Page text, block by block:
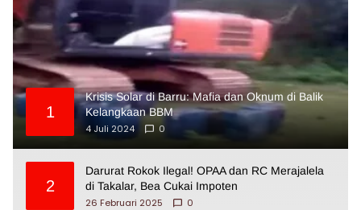
1
Krisis Solar di Barru: Mafia dan Oknum di Balik
Kelangkaan BBM
4 Juli 2024
0
2
Darurat Rokok Ilegal! OPAA dan RC Merajalela
di Takalar, Bea Cukai Impoten
26 Februari 2025
0